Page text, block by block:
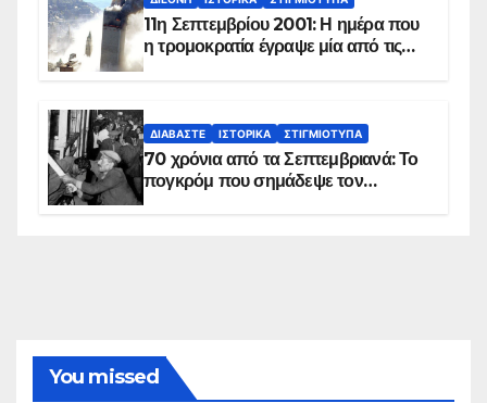
11η Σεπτεμβρίου 2001: Η ημέρα που
η τρομοκρατία έγραψε μία από τις
ΔΙΑΒΆΣΤΕ ΙΣΤΟΡΙΚΆ ΣΤΙΓΜΙΌΤΥΠΑ
70 χρόνια από τα Σεπτεμβριανά: Το
πογκρόμ που σημάδεψε τον
You missed